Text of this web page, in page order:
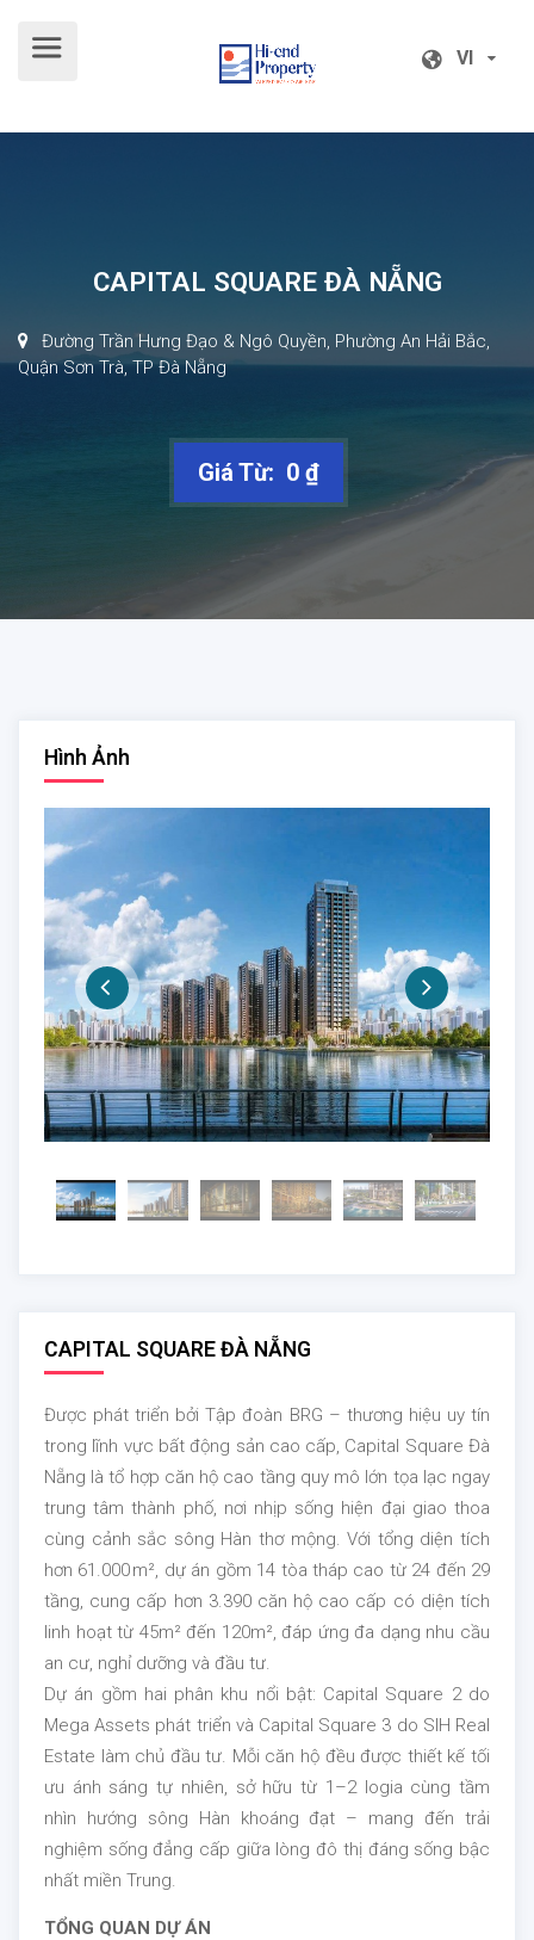
VI
VI
CAPITAL SQUARE ĐÀ NẴNG
Đường Trần Hưng Đạo & Ngô Quyền, Phường An Hải Bắc,
Quận Sơn Trà, TP Đà Nẵng
Giá Từ: 0 ₫
Hình Ảnh
CAPITAL SQUARE ĐÀ NẴNG
Được phát triển bởi Tập đoàn BRG – thương hiệu uy tín
trong lĩnh vực bất động sản cao cấp, Capital Square Đà
Nẵng là tổ hợp căn hộ cao tầng quy mô lớn tọa lạc ngay
trung tâm thành phố, nơi nhịp sống hiện đại giao thoa
cùng cảnh sắc sông Hàn thơ mộng. Với tổng diện tích
hơn 61.000 m², dự án gồm 14 tòa tháp cao từ 24 đến 29
tầng, cung cấp hơn 3.390 căn hộ cao cấp có diện tích
linh hoạt từ 45m² đến 120m², đáp ứng đa dạng nhu cầu
an cư, nghỉ dưỡng và đầu tư.
Dự án gồm hai phân khu nổi bật: Capital Square 2 do
Mega Assets phát triển và Capital Square 3 do SIH Real
Estate làm chủ đầu tư. Mỗi căn hộ đều được thiết kế tối
ưu ánh sáng tự nhiên, sở hữu từ 1–2 logia cùng tầm
nhìn hướng sông Hàn khoáng đạt – mang đến trải
nghiệm sống đẳng cấp giữa lòng đô thị đáng sống bậc
nhất miền Trung.
TỔNG QUAN DỰ ÁN